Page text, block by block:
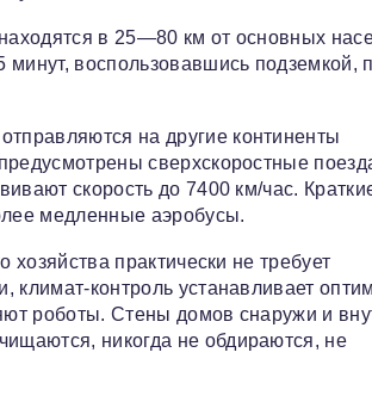
в 25—80 км от основных
воспользовавшись подземкой,
на другие континенты
сверхскоростные
скорость до 7400 км/час.
медленные аэробусы.
практически не требует
климат-контроль устанавливает
роботы. Стены домов снаружи и
никогда не обдираются, не